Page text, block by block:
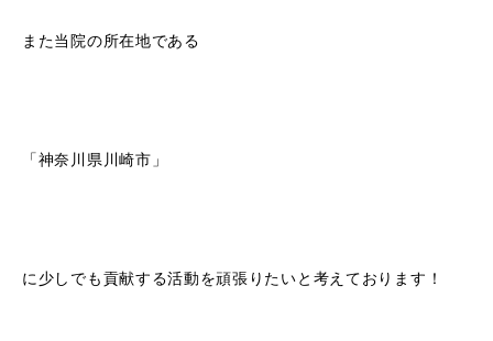
また当院の所在地である
「神奈川県川崎市」
に少しでも貢献する活動を頑張りたいと考えております！